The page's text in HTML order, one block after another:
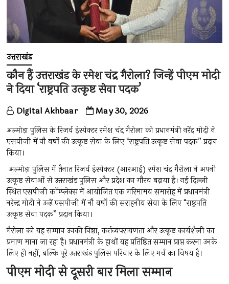
उत्तराखंड
कौन हैं उत्तराखंड के रमेश चंद्र गैरोला? जिन्हें पीएम मोदी
ने दिया ‘राष्ट्रपति उत्कृष्ट सेवा पदक’
Digital Akhbaar May 30, 2026
अल्मोड़ा पुलिस के रिजर्व इंस्पेक्टर रमेश चंद्र गैरोला को प्रधानमंत्री नरेंद्र मोदी ने
एसपीजी में नौ वर्षों की उत्कृष्ट सेवा के लिए “राष्ट्रपति उत्कृष्ट सेवा पदक” प्रदान
किया।
अल्मोड़ा पुलिस में तैनात रिजर्व इंस्पेक्टर (आरआई) रमेश चंद्र गैरोला ने अपनी
उत्कृष्ट सेवाओं से उत्तराखंड पुलिस और प्रदेश का गौरव बढ़ाया है। नई दिल्ली
स्थित एसपीजी कॉम्प्लेक्स में आयोजित एक गरिमामय समारोह में प्रधानमंत्री
नरेन्द्र मोदी ने उन्हें एसपीजी में नौ वर्षों की सराहनीय सेवा के लिए “राष्ट्रपति
उत्कृष्ट सेवा पदक” प्रदान किया।
गैरोला को यह सम्मान उनकी निष्ठा, कर्तव्यपरायणता और उत्कृष्ट कार्यशैली का
प्रमाण माना जा रहा है। प्रधानमंत्री के हाथों यह प्रतिष्ठित सम्मान प्राप्त करना उनके
लिए ही नहीं, बल्कि पूरे उत्तराखंड पुलिस परिवार के लिए गर्व का विषय है।
पीएम मोदी से दूसरी बार मिला सम्मान